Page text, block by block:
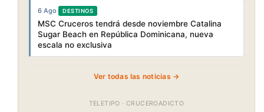
6 Ago· DESTINOS
MSC Cruceros tendrá desde noviembre Catalina
Sugar Beach en República Dominicana, nueva
escala no exclusiva
Ver todas las noticias →
TELETIPO · CRUCEROADICTO